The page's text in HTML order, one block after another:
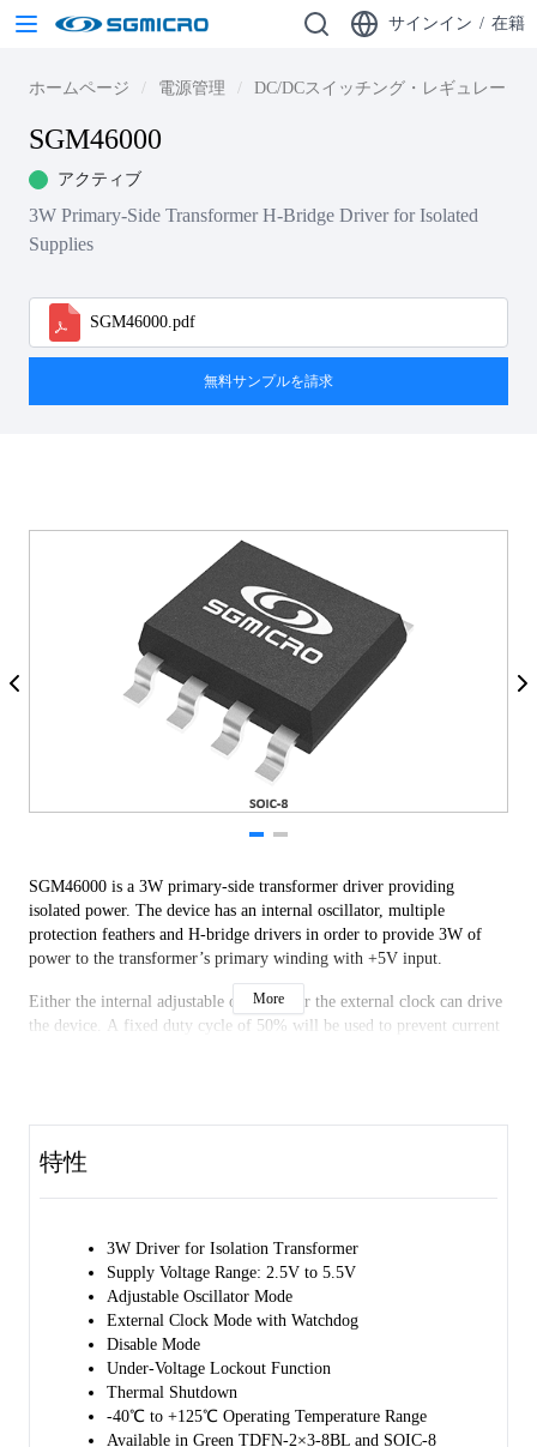
サインイン / 在籍
ホームページ 電源管理 DC/DCスイッチング・レギュレータ
SGM46000
アクティブ
3W Primary-Side Transformer H-Bridge Driver for Isolated
Supplies
SGM46000.pdf
無料サンプルを請求
SGM46000 is a 3W primary-side transformer driver providing
isolated power. The device has an internal oscillator, multiple
protection feathers and H-bridge drivers in order to provide 3W of
power to the transformer’s primary winding with +5V input.
Either the internal adjustable oscillator or the external clock can drive
the device. A fixed duty cycle of 50% will be used to prevent current
The SGM46000 is available in Green TDFN-2×3-8BL and SOIC-8
(Exposed Pad) packages. It operates over an ambient temperature
range of -40℃ to +125℃.
More
特性
3W Driver for Isolation Transformer
Supply Voltage Range: 2.5V to 5.5V
Adjustable Oscillator Mode
External Clock Mode with Watchdog
Disable Mode
Under-Voltage Lockout Function
Thermal Shutdown
-40℃ to +125℃ Operating Temperature Range
Available in Green TDFN-2×3-8BL and SOIC-8